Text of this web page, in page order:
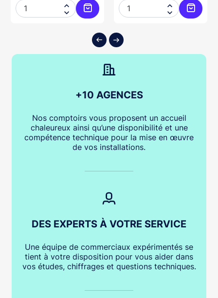
au panier


Ajouter au panier


+10 AGENCES
Nos comptoirs vous proposent un accueil
chaleureux ainsi qu’une disponibilité et une
compétence technique pour la mise en œuvre
de vos installations.
DES EXPERTS À VOTRE SERVICE
Une équipe de commerciaux expérimentés se
tient à votre disposition pour vous aider dans
vos études, chiffrages et questions techniques.